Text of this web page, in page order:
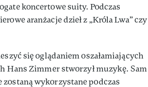
koncertowe suity. Podczas
aranżacje dzieł z „Króla Lwa” czy
się oglądaniem oszałamiających
Hans Zimmer stworzył muzykę. Sam
wykorzystane podczas